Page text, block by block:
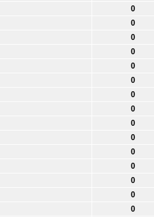
0
0
0
0
0
0
0
0
0
0
0
0
0
0
0